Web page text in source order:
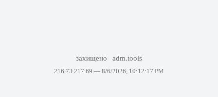
захищено adm.tools
216.73.217.69 — 8/6/2026, 10:12:17 PM